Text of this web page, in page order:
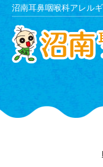
沼南耳鼻咽喉科アレル